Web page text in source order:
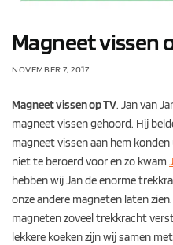
Magneet vissen
NOVEMBER 7, 2017
Magneet vissen op TV. Jan van
magneet vissen gehoord. Hij
magneet vissen aan hem
niet te beroerd voor en zo kwam
hebben wij Jan de enorme
onze andere magneten laten
magneten zoveel trekkracht
lekkere koeken zijn wij samen